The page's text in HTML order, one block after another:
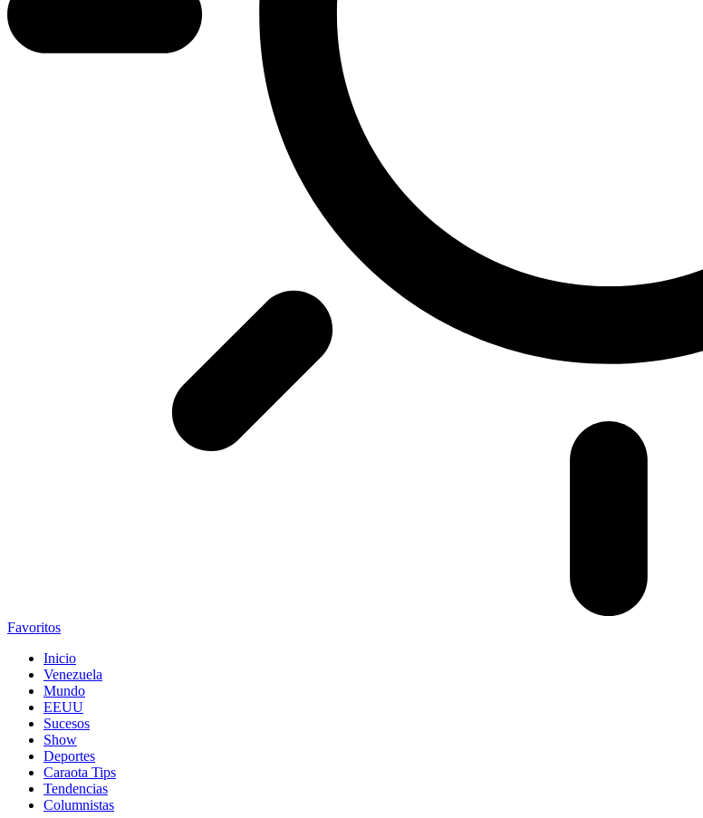
Favoritos
Inicio
Venezuela
Mundo
EEUU
Sucesos
Show
Deportes
Caraota Tips
Tendencias
Columnistas